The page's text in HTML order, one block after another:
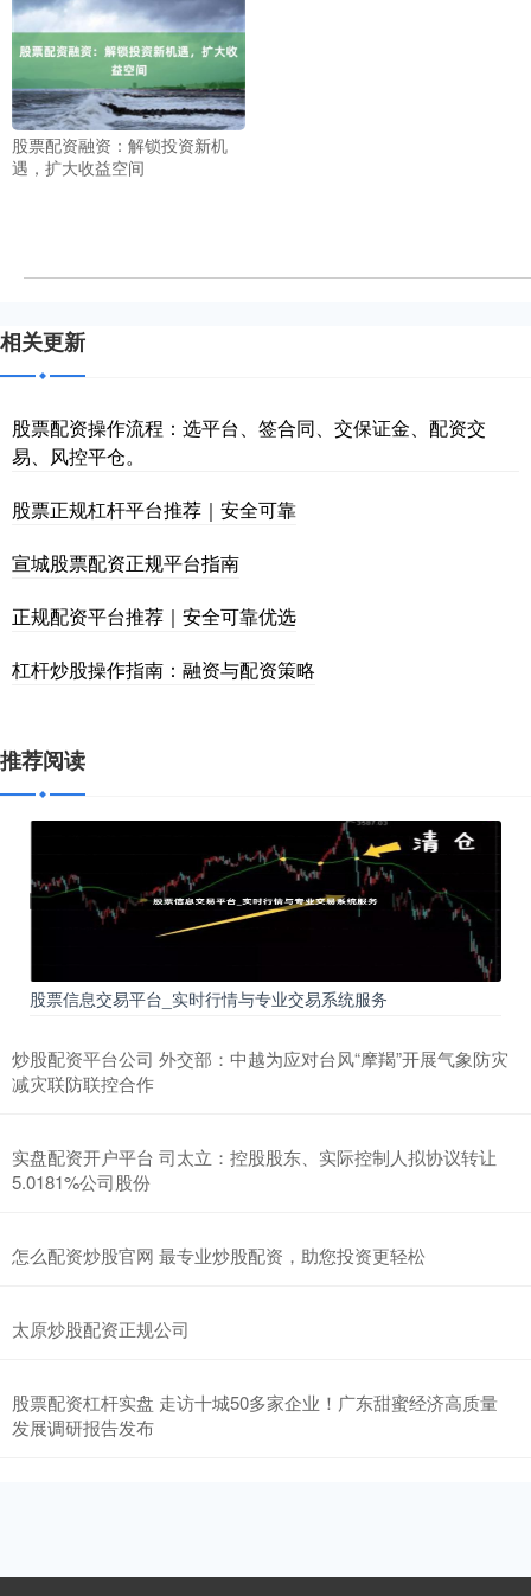
股票配资融资：解锁投资新机
遇，扩大收益空间
相关更新
股票配资操作流程：选平台、签合同、交保证金、配资交
易、风控平仓。
股票正规杠杆平台推荐｜安全可靠
宣城股票配资正规平台指南
正规配资平台推荐｜安全可靠优选
杠杆炒股操作指南：融资与配资策略
推荐阅读
股票信息交易平台_实时行情与专业交易系统服务
炒股配资平台公司 外交部：中越为应对台风“摩羯”开展气象防灾
减灾联防联控合作
实盘配资开户平台 司太立：控股股东、实际控制人拟协议转让
5.0181%公司股份
怎么配资炒股官网 最专业炒股配资，助您投资更轻松
太原炒股配资正规公司
股票配资杠杆实盘 走访十城50多家企业！广东甜蜜经济高质量
发展调研报告发布